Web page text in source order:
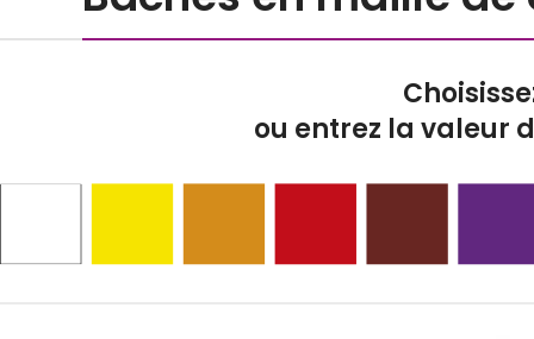
ou entrez la valeur